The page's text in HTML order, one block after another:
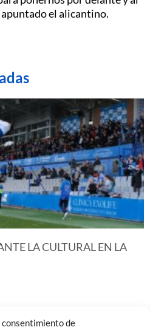
de
apuntado el alicantino.
LA CULTURAL EN LA